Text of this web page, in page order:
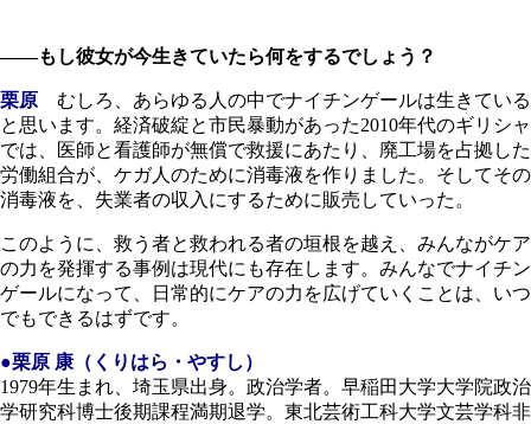
――もし彼女が今生きていたら何をするでしょう？
栗原 むしろ、あらゆる人の中でナイチンゲールは生きている
と思います。経済破綻と市民暴動があった2010年代のギリシャ
では、医師と看護師が無償で救援にあたり、廃工場を占拠した
労働組合が、ケガ人のために消毒液を作りました。そしてその
消毒液を、失業者の収入にするために販売していった。
このように、救う者と救われる者の垣根を越え、みんながケア
の力を発揮する事例は現代にも存在します。みんなでナイチン
ゲールになって、日常的にケアの力を広げていくことは、いつ
でもできるはずです。
●栗原 康（くりはら・やすし）
1979年生まれ、埼玉県出身。政治学者。早稲田大学大学院政治
学研究科博士後期課程満期退学。東北芸術工科大学文芸学科非